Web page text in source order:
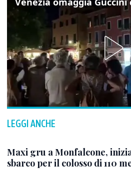
LEGGI ANCHE
Maxi gru a Monfalcone,
sbarco per il colosso di 110